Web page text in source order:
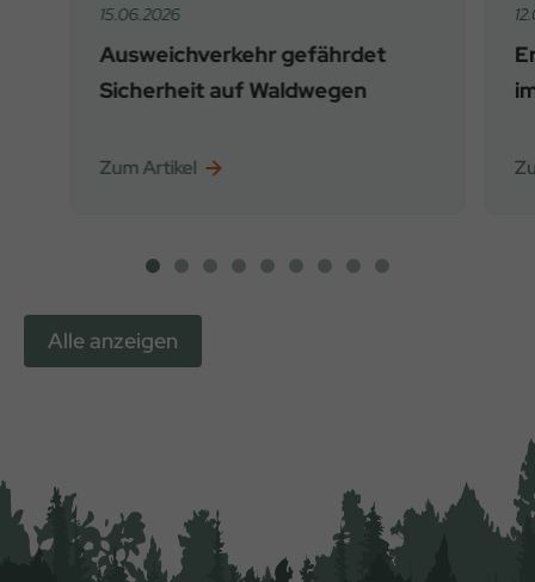
15.06.2026
Ausweichverkehr gefährdet
Sicherheit auf Waldwegen
Zum Artikel
Alle anzeigen